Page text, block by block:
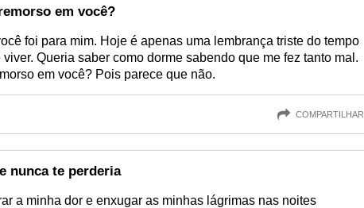
em você?
foi para mim. Hoje é apenas uma lembrança triste do tempo
Queria saber como dorme sabendo que me fez tanto mal.
em você? Pois parece que não.
COMPARTILHAR
nunca te perderia
a minha dor e enxugar as minhas lágrimas nas noites